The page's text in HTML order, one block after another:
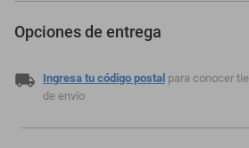
Opciones de entrega
Ingresa tu código postal para conocer
de envío